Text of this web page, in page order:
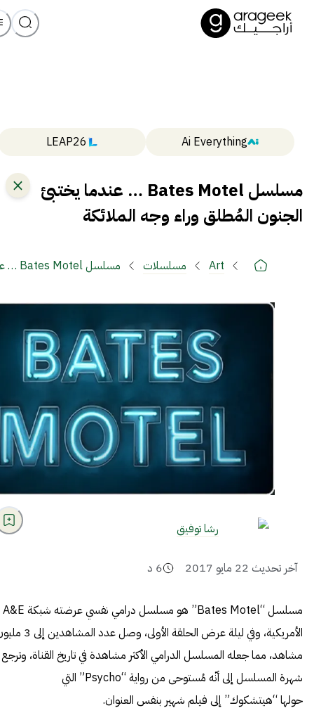
Ai Everything
LEAP26
مسلسل Bates Motel … عندما يختبئ
الجنون المُطلق وراء وجه الملائكة
Art مسلسلات مسلسل Bates Motel … عندما يختبئ الجنون المُطلق وراء وجه الملائكة
رشا توفيق
آخر تحديث 22 مايو 2017 6 د
مسلسل “Bates Motel” هو مسلسل درامي نفسي عرضته شبكة A&E
الأمريكية، وفي ليلة عرض الحلقة الأولى، وصل عدد
مشاهد، مما جعله المسلسل الدرامي الأكثر مشاهدة في تاريخ القناة، وترجع
شهرة المسلسل إلى أنّه مُستوحى من رواية “Psycho” التي
حولها “هيتشكوك” إلى فيلم شهير بنفس العنوان.